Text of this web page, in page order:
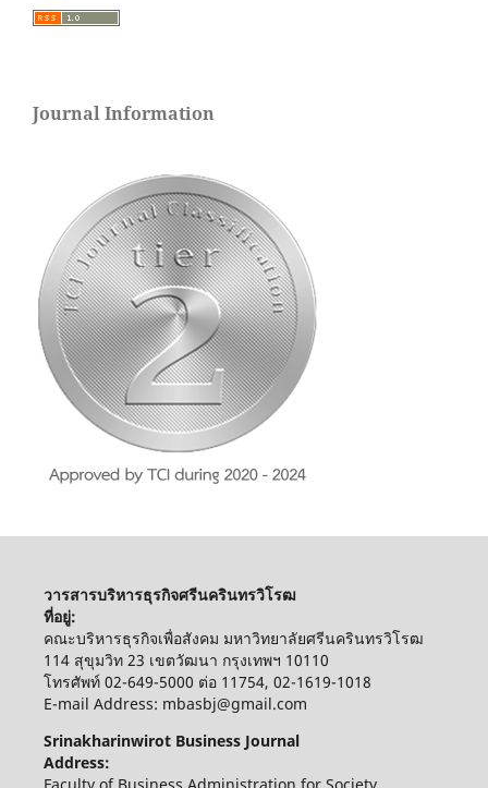
Journal Information
วารสารบริหารธุรกิจศรีนครินทรวิโรฒ
ที่อยู่:
คณะบริหารธุรกิจเพื่อสังคม มหาวิทยาลัยศรีนครินทรวิโรฒ
114 สุขุมวิท 23 เขตวัฒนา กรุงเทพฯ 10110
โทรศัพท์ 02-649-5000 ต่อ 11754, 02-1619-1018
E-mail Address: mbasbj@gmail.com
Srinakharinwirot Business Journal
Address: